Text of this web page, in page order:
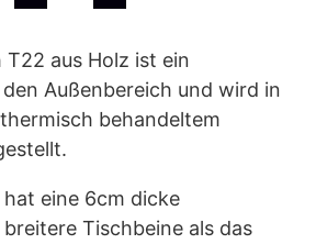
aus Holz ist ein
Außenbereich und wird in
behandeltem
eine 6cm dicke
Tischbeine als das